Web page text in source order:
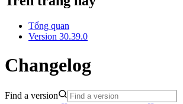
Tổng quan
Version 30.39.0
Changelog
Find a version